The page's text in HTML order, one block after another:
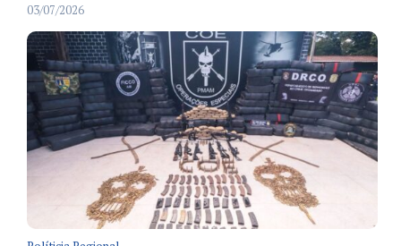
03/07/2026